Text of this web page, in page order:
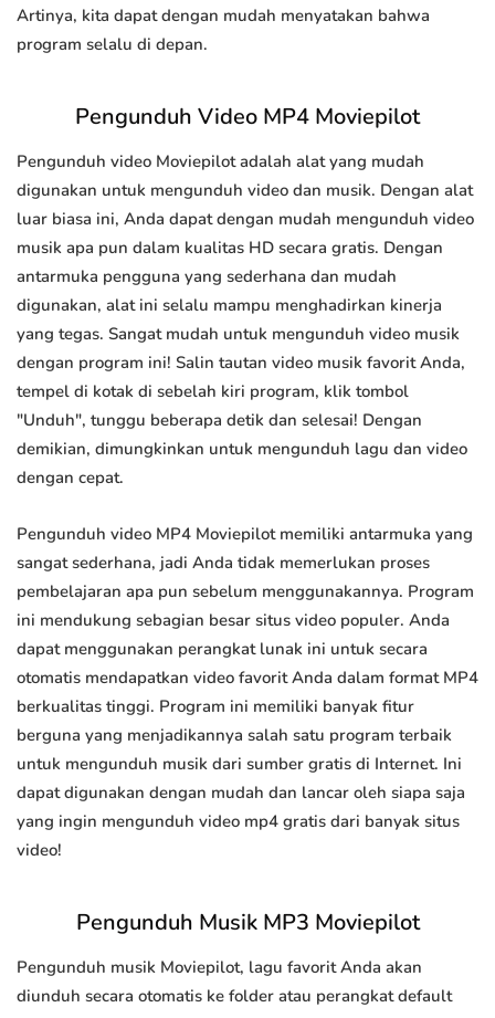
Artinya, kita dapat dengan mudah menyatakan bahwa
program selalu di depan.
Pengunduh Video MP4 Moviepilot
Pengunduh video Moviepilot adalah alat yang mudah
digunakan untuk mengunduh video dan musik. Dengan alat
luar biasa ini, Anda dapat dengan mudah mengunduh video
musik apa pun dalam kualitas HD secara gratis. Dengan
antarmuka pengguna yang sederhana dan mudah
digunakan, alat ini selalu mampu menghadirkan kinerja
yang tegas. Sangat mudah untuk mengunduh video musik
dengan program ini! Salin tautan video musik favorit Anda,
tempel di kotak di sebelah kiri program, klik tombol
"Unduh", tunggu beberapa detik dan selesai! Dengan
demikian, dimungkinkan untuk mengunduh lagu dan video
dengan cepat.
Pengunduh video MP4 Moviepilot memiliki antarmuka yang
sangat sederhana, jadi Anda tidak memerlukan proses
pembelajaran apa pun sebelum menggunakannya. Program
ini mendukung sebagian besar situs video populer. Anda
dapat menggunakan perangkat lunak ini untuk secara
otomatis mendapatkan video favorit Anda dalam format MP4
berkualitas tinggi. Program ini memiliki banyak fitur
berguna yang menjadikannya salah satu program terbaik
untuk mengunduh musik dari sumber gratis di Internet. Ini
dapat digunakan dengan mudah dan lancar oleh siapa saja
yang ingin mengunduh video mp4 gratis dari banyak situs
video!
Pengunduh Musik MP3 Moviepilot
Pengunduh musik Moviepilot, lagu favorit Anda akan
diunduh secara otomatis ke folder atau perangkat default